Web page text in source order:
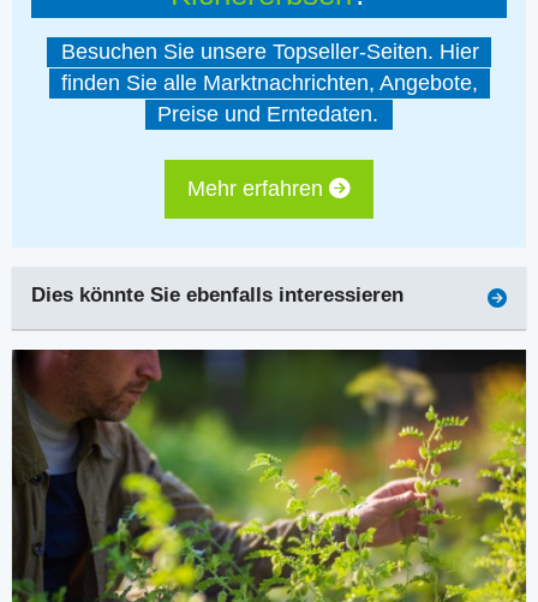
Besuchen Sie unsere Topseller-Seiten. Hier
finden Sie alle Marktnachrichten, Angebote,
Preise und Erntedaten.
Mehr erfahren
Dies könnte Sie ebenfalls interessieren